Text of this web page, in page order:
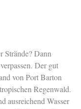
Strände? Dann
Der gut
von Port Barton
Regenwald.
ausreichend Wasser